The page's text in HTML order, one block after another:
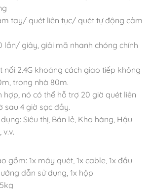
tay/ quét liên tục/ quét tự động cảm
lần/ giây, giải mã nhanh chóng chính
nối 2.4G khoảng cách giao tiếp không
trong nhà 80m.
hợp, nó có thể hỗ trợ 20 giờ quét liên
sau 4 giờ sạc đầy.
Siêu thị, Bán lẻ, Kho hàng, Hậu
v.v.
gồm: 1x máy quét, 1x cable, 1x đầu
dẫn sử dụng, 1x hộp